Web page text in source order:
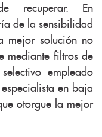
recuperar. En
de la sensibilidad
mejor solución no
mediante filtros de
empleado
en baja
otorgue la mejor